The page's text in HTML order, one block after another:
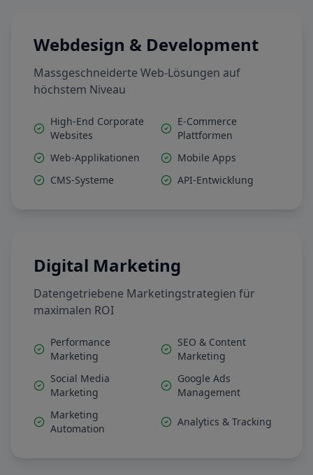
Webdesign & Development
Massgeschneiderte Web-Lösungen auf
höchstem Niveau
High-End Corporate
Websites
E-Commerce
Plattformen
Web-Applikationen
Mobile Apps
CMS-Systeme
API-Entwicklung
Digital Marketing
Datengetriebene Marketingstrategien für
maximalen ROI
Performance
Marketing
SEO & Content
Marketing
Social Media
Marketing
Google Ads
Management
Marketing
Automation
Analytics & Tracking